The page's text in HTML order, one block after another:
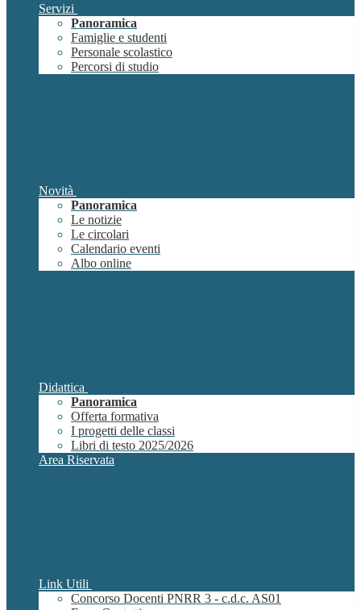
Servizi
Panoramica
Famiglie e studenti
Personale scolastico
Percorsi di studio
Novità
Panoramica
Le notizie
Le circolari
Calendario eventi
Albo online
Didattica
Panoramica
Offerta formativa
I progetti delle classi
Libri di testo 2025/2026
Area Riservata
Link Utili
Concorso Docenti PNRR 3 - c.d.c. AS01